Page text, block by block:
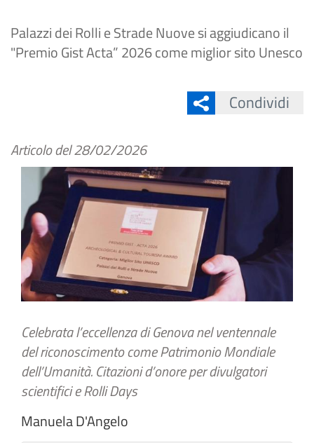
Palazzi dei Rolli e Strade Nuove si aggiudicano il
"Premio Gist Acta” 2026 come miglior sito Unesco
Condividi
Articolo del28/02/2026
Celebrata l’eccellenza di Genova nel ventennale
del riconoscimento come Patrimonio Mondiale
dell’Umanità. Citazioni d’onore per divulgatori
scientifici e Rolli Days
Manuela D'Angelo